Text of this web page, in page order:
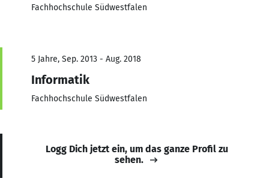
Fachhochschule Südwestfalen
5 Jahre, Sep. 2013 - Aug. 2018
Informatik
Fachhochschule Südwestfalen
Logg Dich jetzt ein, um das ganze Profil zu
sehen.